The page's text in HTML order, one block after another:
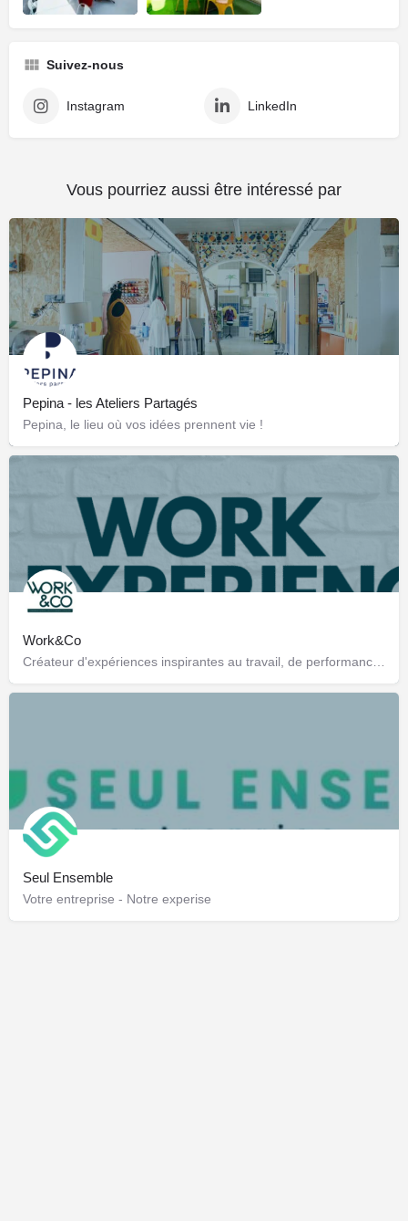
Suivez-nous
Instagram LinkedIn
Vous pourriez aussi être intéressé par
Pepina - les Ateliers Partagés
Pepina, le lieu où vos idées prennent vie !
Work&Co
Seul Ensemble
Votre entreprise - Notre experise